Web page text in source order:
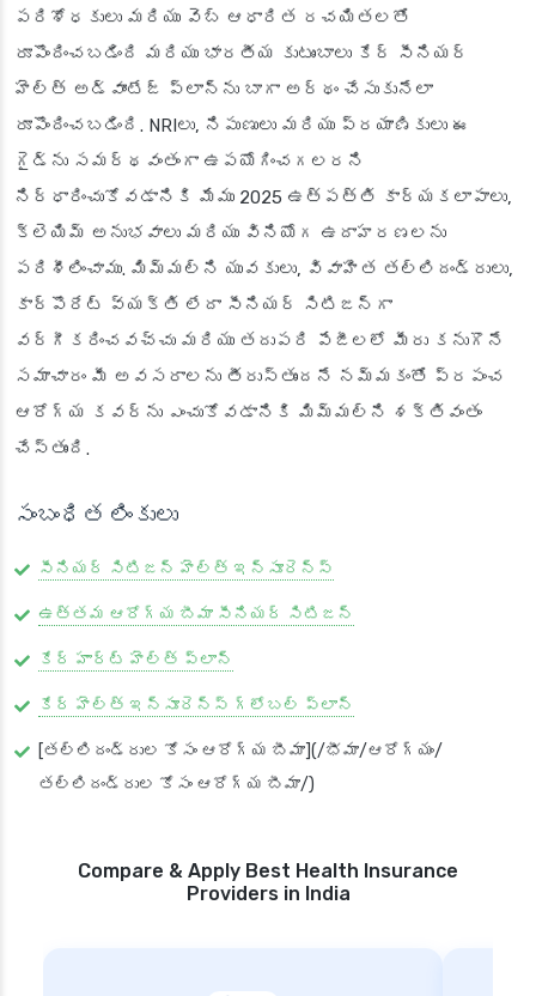
పరిశోధకులు మరియు వెబ్ ఆధారిత రచయితలతో
రూపొందించబడింది మరియు భారతీయ కుటుంబాలు కేర్ సీనియర్
హెల్త్ అడ్వాంటేజ్ ప్లాన్‌ను బాగా అర్థం చేసుకునేలా
రూపొందించబడింది. NRIలు, నిపుణులు మరియు ప్రయాణికులు ఈ
గైడ్‌ను సమర్థవంతంగా ఉపయోగించగలరని
నిర్ధారించుకోవడానికి మేము 2025 ఉత్పత్తి కార్యకలాపాలు,
క్లెయిమ్ అనుభవాలు మరియు వినియోగ ఉదాహరణలను
పరిశీలించాము. మిమ్మల్ని యువకులు, వివాహిత తల్లిదండ్రులు,
కార్పొరేట్ వ్యక్తి లేదా సీనియర్ సిటిజన్‌గా
వర్గీకరించవచ్చు మరియు తదుపరి పేజీలలో మీరు కనుగొనే
సమాచారం మీ అవసరాలను తీరుస్తుందనే నమ్మకంతో ప్రపంచ
ఆరోగ్య కవర్‌ను ఎంచుకోవడానికి మిమ్మల్ని శక్తివంతం
చేస్తుంది.
సంబంధిత లింకులు
సీనియర్ సిటిజన్ హెల్త్ ఇన్సూరెన్స్
ఉత్తమ ఆరోగ్య బీమా సీనియర్ సిటిజన్
కేర్ హార్ట్ హెల్త్ ప్లాన్
కేర్ హెల్త్ ఇన్సూరెన్స్ గ్లోబల్ ప్లాన్
[తల్లిదండ్రుల కోసం ఆరోగ్య బీమా](/భీమా/ఆరోగ్యం/
తల్లిదండ్రుల కోసం ఆరోగ్య బీమా/)
Compare & Apply Best Health Insurance
Providers in India